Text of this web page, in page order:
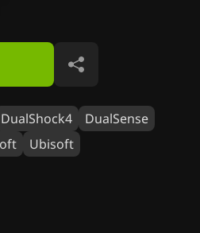
DualShock4
DualSense
Ubisoft
Կիսվել